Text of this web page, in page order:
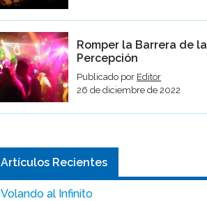
Romper la Barrera de la
Percepción
Publicado por Editor
26 de diciembre de 2022
Artículos Recientes
Volando al Infinito